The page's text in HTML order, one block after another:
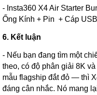
- Insta360 X4 Air Starter
Ống Kính + Pin + Cáp
6. Kết luận
- Nếu bạn đang tìm một
theo, có độ phân giải 8K
mẫu flagship đắt đỏ — thì
đáng cân nhắc. Nó mang